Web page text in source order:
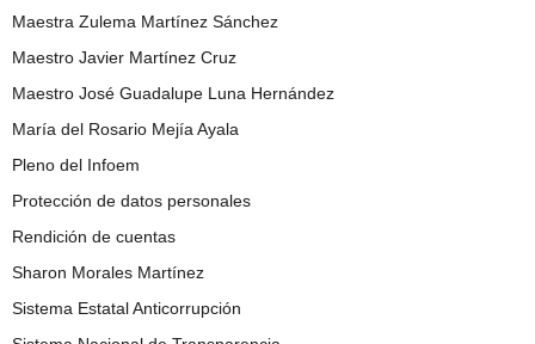
Maestra Zulema Martínez Sánchez
Maestro Javier Martínez Cruz
Maestro José Guadalupe Luna Hernández
María del Rosario Mejía Ayala
Pleno del Infoem
Protección de datos personales
Rendición de cuentas
Sharon Morales Martínez
Sistema Estatal Anticorrupción